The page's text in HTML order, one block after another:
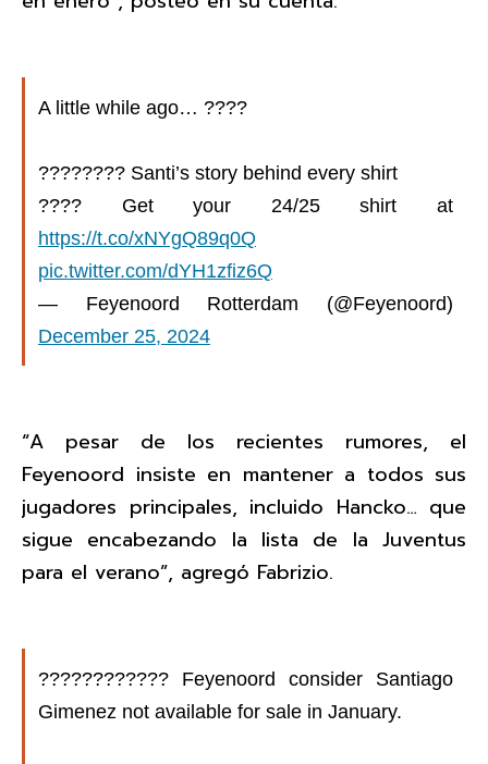
A little while ago… ????
???????? Santi’s story behind every shirt
???? Get your 24/25 shirt at
https://t.co/xNYgQ89q0Q
pic.twitter.com/dYH1zfiz6Q
— Feyenoord Rotterdam (@Feyenoord)
December 25, 2024
“A pesar de los recientes rumores, el
Feyenoord insiste en mantener a todos sus
jugadores principales, incluido Hancko… que
sigue encabezando la lista de la Juventus
para el verano”, agregó Fabrizio.
???????????? Feyenoord consider Santiago
Gimenez not available for sale in January.